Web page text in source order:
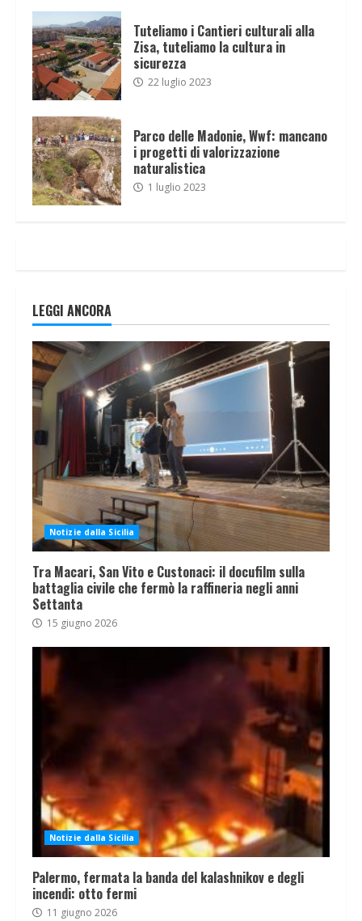
Tuteliamo i Cantieri culturali alla
Zisa, tuteliamo la cultura in
sicurezza
22 luglio 2023
Parco delle Madonie, Wwf: mancano
i progetti di valorizzazione
naturalistica
1 luglio 2023
LEGGI ANCORA
Notizie dalla Sicilia
Tra Macari, San Vito e Custonaci: il docufilm sulla
battaglia civile che fermò la raffineria negli anni
Settanta
15 giugno 2026
Notizie dalla Sicilia
Palermo, fermata la banda del kalashnikov e degli
incendi: otto fermi
11 giugno 2026